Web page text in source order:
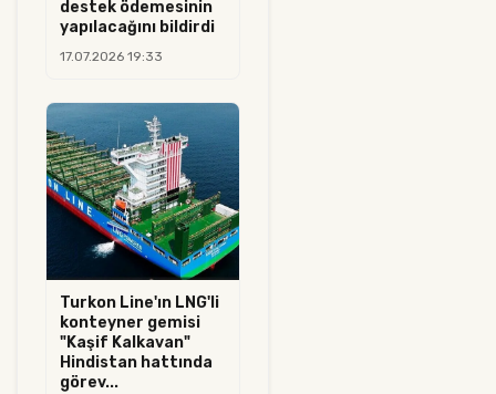
destek ödemesinin
yapılacağını bildirdi
17.07.2026 19:33
Turkon Line'ın LNG'li
konteyner gemisi
"Kaşif Kalkavan"
Hindistan hattında
görev...